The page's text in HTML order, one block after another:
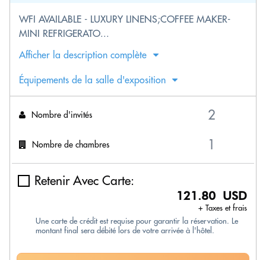
WFI AVAILABLE - LUXURY LINENS;COFFEE MAKER-
MINI REFRIGERATO...
Afficher la description complète
Équipements de la salle d'exposition
Nombre d'invités
Nombre de chambres
Retenir Avec Carte:
121.80 USD
+ Taxes et frais
Une carte de crédit est requise pour garantir la réservation. Le
montant final sera débité lors de votre arrivée à l'hôtel.